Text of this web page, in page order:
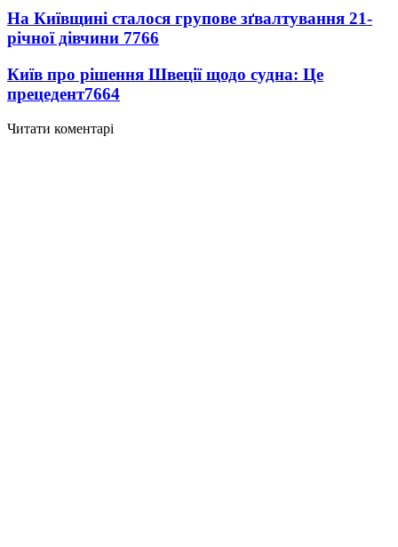
На Київщині сталося групове зґвалтування 21-
річної дівчини 7766
Київ про рішення Швеції щодо судна: Це
прецедент7664
Читати коментарі